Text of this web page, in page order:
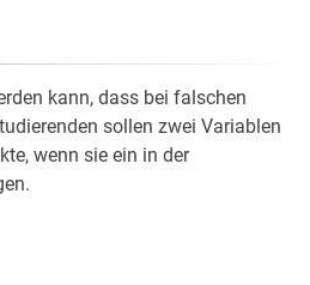
kann, dass bei falschen
sollen zwei Variablen
wenn sie ein in der